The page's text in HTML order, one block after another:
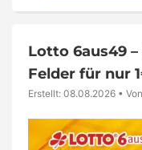
Lotto 6aus49
Felder für nur
Erstellt: 08.08.2026 •